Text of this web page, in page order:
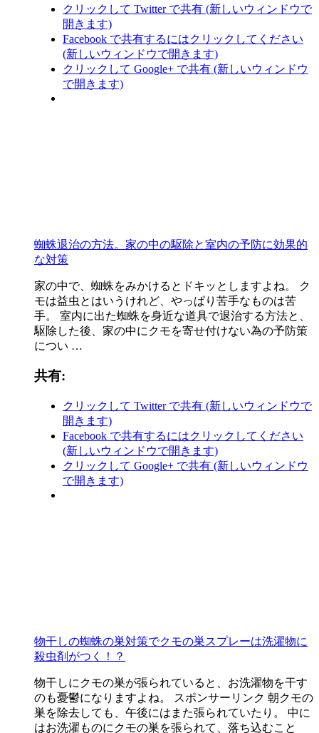
クリックして Twitter で共有 (新しいウィンドウで
開きます)
Facebook で共有するにはクリックしてください
(新しいウィンドウで開きます)
クリックして Google+ で共有 (新しいウィンドウ
で開きます)
蜘蛛退治の方法。家の中の駆除と室内の予防に効果的
な対策
家の中で、蜘蛛をみかけるとドキッとしますよね。 ク
モは益虫とはいうけれど、やっぱり苦手なものは苦
手。 室内に出た蜘蛛を身近な道具で退治する方法と、
駆除した後、家の中にクモを寄せ付けない為の予防策
につい …
共有:
クリックして Twitter で共有 (新しいウィンドウで
開きます)
Facebook で共有するにはクリックしてください
(新しいウィンドウで開きます)
クリックして Google+ で共有 (新しいウィンドウ
で開きます)
物干しの蜘蛛の巣対策でクモの巣スプレーは洗濯物に
殺虫剤がつく！？
物干しにクモの巣が張られていると、お洗濯物を干す
のも憂鬱になりますよね。 スポンサーリンク 朝クモの
巣を除去しても、午後にはまた張られていたり。 中に
はお洗濯ものにクモの巣を張られて、落ち込むこと